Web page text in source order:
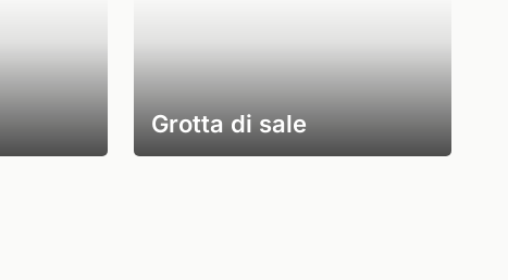
Grotta di sale